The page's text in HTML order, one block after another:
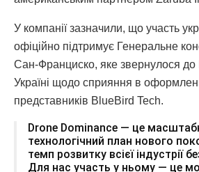
У компанії зазначили, що участь
офіційно підтримує Генеральне
Сан-Франциско, яке звернулося
Україні щодо сприяння в
представників BlueBird Tech.
Drone Dominance — це
технологічний план нового
темп розвитку всієї індустрії
Для нас участь у ньому — це